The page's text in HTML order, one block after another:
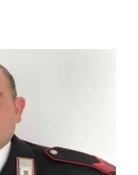
verosimilmente